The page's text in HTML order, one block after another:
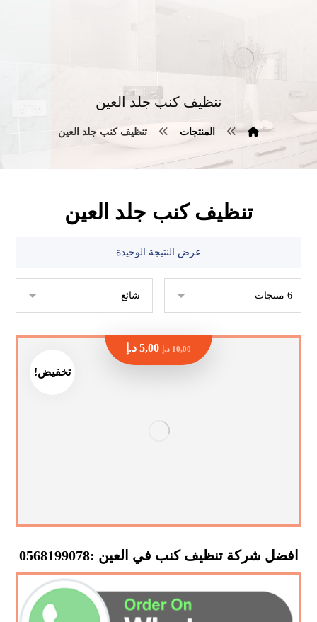
تنظيف كنب جلد العين
المنتجات تنظيف كنب جلد العين
تنظيف كنب جلد العين
عرض النتيجة الوحيدة
تخفيض!
افضل شركة تنظيف كنب في العين :0568199078
10,00 د.إ 5,00 د.إ